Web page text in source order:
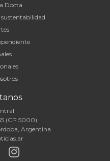
Docta
(CP 5000)
Argentina